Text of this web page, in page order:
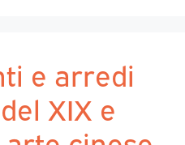
e arredi
XIX e